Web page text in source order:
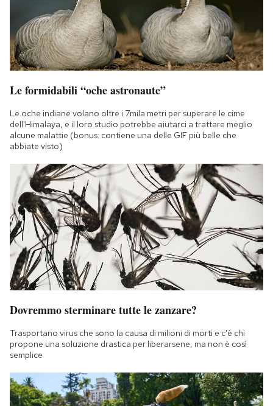
Le formidabili “oche astronaute”
Le oche indiane volano oltre i 7mila metri per superare le cime
dell'Himalaya, e il loro studio potrebbe aiutarci a trattare meglio
alcune malattie (bonus: contiene una delle GIF più belle che
abbiate visto)
Dovremmo sterminare tutte le zanzare?
Trasportano virus che sono la causa di milioni di morti e c'è chi
propone una soluzione drastica per liberarsene, ma non è così
semplice